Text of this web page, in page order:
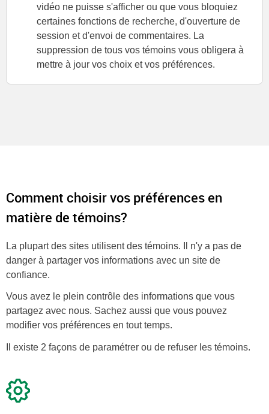
vidéo ne puisse s'afficher ou que vous bloquiez
certaines fonctions de recherche, d'ouverture de
session et d'envoi de commentaires. La
suppression de tous vos témoins vous obligera à
mettre à jour vos choix et vos préférences.
Comment choisir vos préférences en
matière de témoins?
La plupart des sites utilisent des témoins. Il n'y a pas de
danger à partager vos informations avec un site de
confiance.
Vous avez le plein contrôle des informations que vous
partagez avec nous. Sachez aussi que vous pouvez
modifier vos préférences en tout temps.
Il existe 2 façons de paramétrer ou de refuser les témoins.